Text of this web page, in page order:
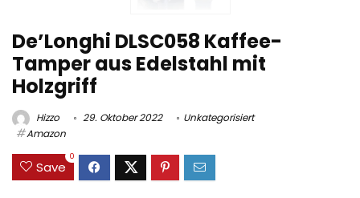
De’Longhi DLSC058 Kaffee-
Tamper aus Edelstahl mit
Holzgriff
Hizzo 29. Oktober 2022
Unkategorisiert
Amazon
Save
0